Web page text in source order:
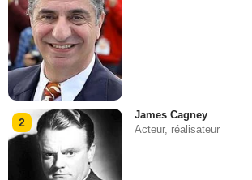
2
James Cagney
Acteur, réalisateur